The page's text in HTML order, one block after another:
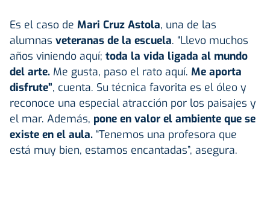
Es el caso de Mari Cruz Astola, una de las
alumnas veteranas de la escuela. “Llevo muchos
años viniendo aquí; toda la vida ligada al mundo
del arte. Me gusta, paso el rato aquí. Me aporta
disfrute”, cuenta. Su técnica favorita es el óleo y
reconoce una especial atracción por los paisajes y
el mar. Además, pone en valor el ambiente que se
existe en el aula. “Tenemos una profesora que
está muy bien, estamos encantadas”, asegura.